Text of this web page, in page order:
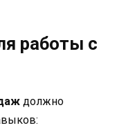
работы с
должно